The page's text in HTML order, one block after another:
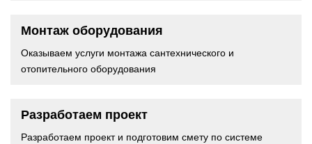
Монтаж оборудования
Оказываем услуги монтажа сантехнического и
отопительного оборудования
Разработаем проект
Разработаем проект и подготовим смету по системе